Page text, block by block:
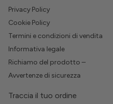
Privacy Policy
Cookie Policy
Termini e condizioni di vendita
Informativa legale
Richiamo del prodotto –
Avvertenze di sicurezza
Traccia il tuo ordine